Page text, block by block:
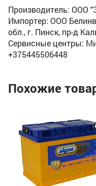
Производитель: ООО
Импортер: ООО
обл., г. Пинск, пр-д
Сервисные центры:
+375445506448
Похожие